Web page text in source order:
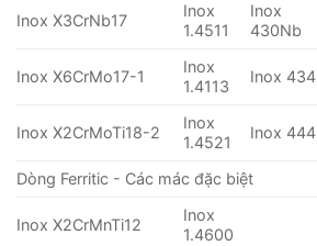
Inox X3CrNb17
Inox
1.4511
Inox
430Nb
Inox X6CrMo17-1
Inox
1.4113
Inox 434
Inox X2CrMoTi18-2
Inox
1.4521
Inox 444
Dòng Ferritic - Các mác đặc biệt
Inox X2CrMnTi12
Inox
1.4600